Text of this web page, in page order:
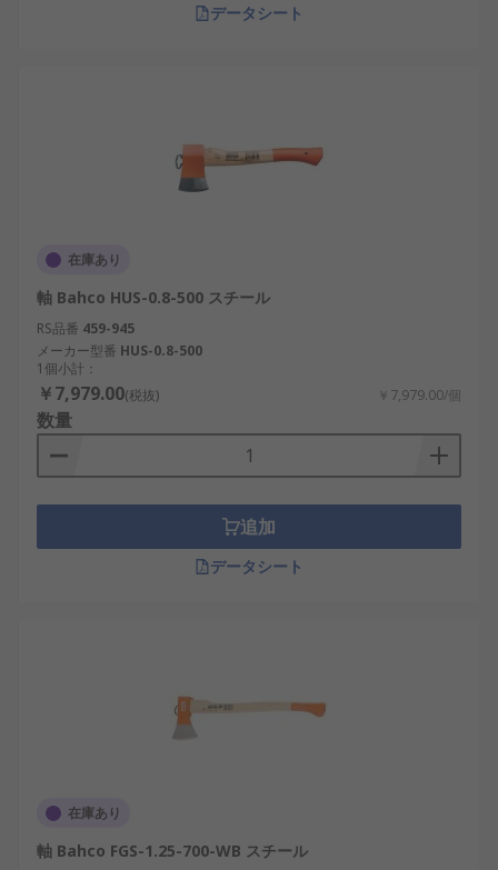
データシート
在庫あり
軸 Bahco HUS-0.8-500 スチール
RS品番 459-945
メーカー型番 HUS-0.8-500
1個小計：
￥7,979.00(税抜) ￥7,979.00/個
数量
追加
データシート
在庫あり
軸 Bahco FGS-1.25-700-WB スチール